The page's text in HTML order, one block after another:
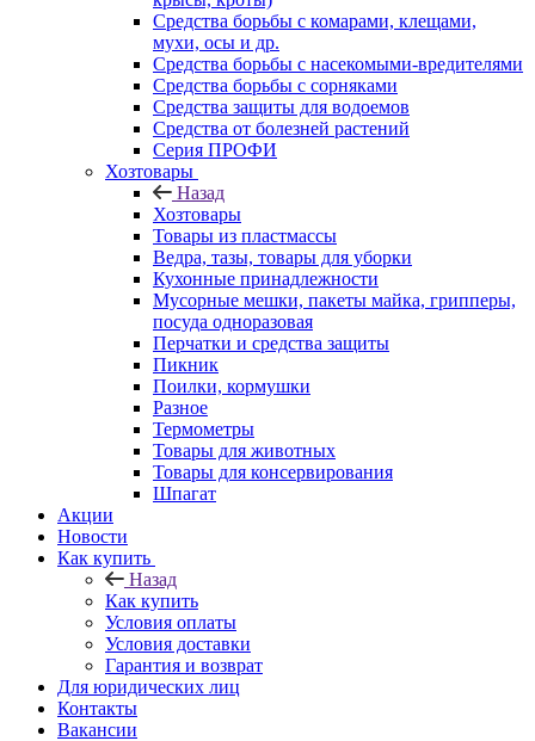
Средства борьбы с комарами, клещами,
мухи, осы и др.
Средства борьбы с насекомыми-вредителями
Средства борьбы с сорняками
Средства защиты для водоемов
Средства от болезней растений
Серия ПРОФИ
Хозтовары
Назад
Хозтовары
Товары из пластмассы
Ведра, тазы, товары для уборки
Кухонные принадлежности
Мусорные мешки, пакеты майка, грипперы,
посуда одноразовая
Перчатки и средства защиты
Пикник
Поилки, кормушки
Разное
Термометры
Товары для животных
Товары для консервирования
Шпагат
Акции
Новости
Как купить
Назад
Как купить
Условия оплаты
Условия доставки
Гарантия и возврат
Для юридических лиц
Контакты
Вакансии